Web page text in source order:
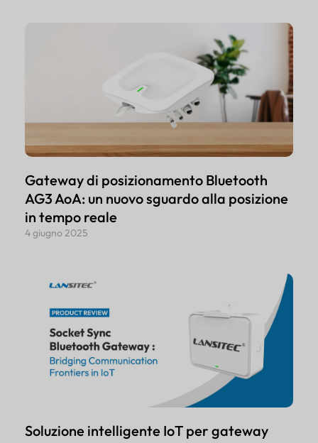
Gateway di posizionamento Bluetooth
AG3 AoA: un nuovo sguardo alla posizione
in tempo reale
4 giugno 2025
Soluzione intelligente IoT per gateway